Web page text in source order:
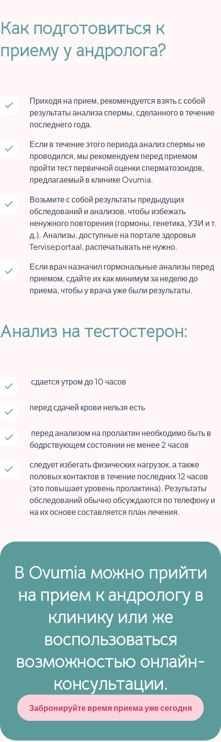
Как подготовиться к
приему у андролога?
Приходя на прием, рекомендуется взять с собой
результаты анализа спермы, сделанного в течение
последнего года.
Если в течение этого периода анализ спермы не
проводился, мы рекомендуем перед приемом
пройти тест первичной оценки сперматозоидов,
предлагаемый в клинике Ovumia.
Возьмите с собой результаты предыдущих
обследований и анализов, чтобы избежать
ненужного повторения (гормоны, генетика, УЗИ и т.
д.). Анализы, доступные на портале здоровья
Terviseportaal, распечатывать не нужно.
Если врач назначил гормональные анализы перед
приемом, сдайте их как минимум за неделю до
приема, чтобы у врача уже были результаты.
Анализ на тестостерон:
сдается утром до 10 часов
перед сдачей крови нельзя есть
перед анализом на пролактин необходимо быть в
бодрствующем состоянии не менее 2 часов
следует избегать физических нагрузок, а также
половых контактов в течение последних 12 часов
(это повышает уровень пролактина). Результаты
обследований обычно обсуждаются по телефону и
на их основе составляется план лечения.
В Ovumia можно прийти
на прием к андрологу в
клинику или же
воспользоваться
возможностью онлайн-
консультации.
Забронируйте время приема уже сегодня